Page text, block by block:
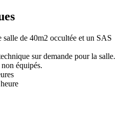
salle de 40m2 occultée et un SAS
sur demande pour la salle.
équipés.